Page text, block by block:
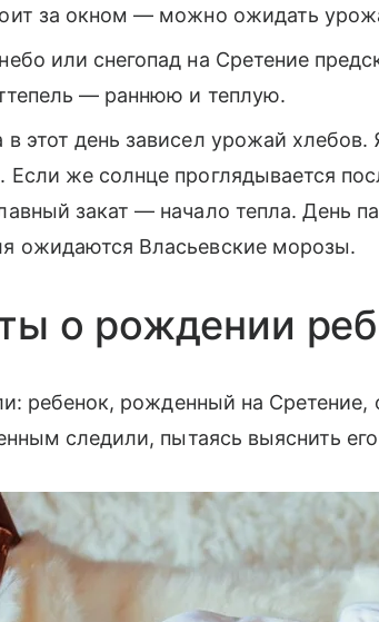
за окном — можно ожидать
или снегопад на Сретение
— раннюю и теплую.
в этот день зависел урожай
Если же солнце проглядывается
закат — начало тепла. День
ожидаются Власьевские морозы.
о рождении
ребенок, рожденный на Сретение,
следили, пытаясь выяснить его